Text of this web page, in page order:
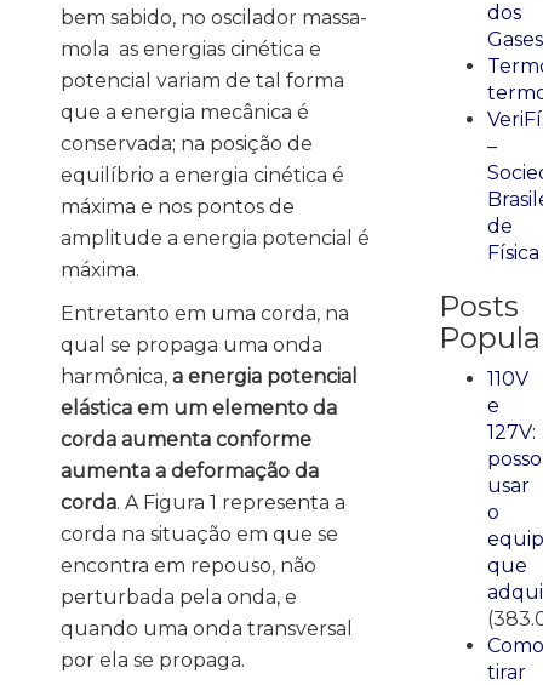
bem sabido, no oscilador massa-
mola as energias cinética e
potencial variam de tal forma
que a energia mecânica é
conservada; na posição de
equilíbrio a energia cinética é
máxima e nos pontos de
amplitude a energia potencial é
máxima.
Entretanto em uma corda, na
qual se propaga uma onda
harmônica, a energia potencial
elástica em um elemento da
corda aumenta conforme
aumenta a deformação da
corda. A Figura 1 representa a
corda na situação em que se
encontra em repouso, não
perturbada pela onda, e
quando uma onda transversal
por ela se propaga.
dos
Gases
–
de
Física
Posts
110V
e
127V:
posso
usar
o
que
Como
tirar